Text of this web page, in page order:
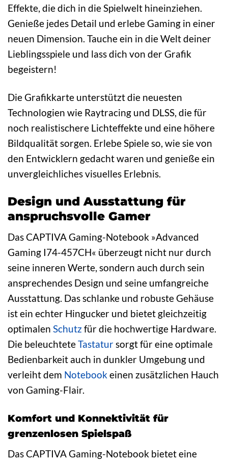
Effekte, die dich in die Spielwelt hineinziehen.
Genieße jedes Detail und erlebe Gaming in einer
neuen Dimension. Tauche ein in die Welt deiner
Lieblingsspiele und lass dich von der Grafik
begeistern!
Die Grafikkarte unterstützt die neuesten
Technologien wie Raytracing und DLSS, die für
noch realistischere Lichteffekte und eine höhere
Bildqualität sorgen. Erlebe Spiele so, wie sie von
den Entwicklern gedacht waren und genieße ein
unvergleichliches visuelles Erlebnis.
Design und Ausstattung für
anspruchsvolle Gamer
Das CAPTIVA Gaming-Notebook »Advanced
Gaming I74-457CH« überzeugt nicht nur durch
seine inneren Werte, sondern auch durch sein
ansprechendes Design und seine umfangreiche
Ausstattung. Das schlanke und robuste Gehäuse
ist ein echter Hingucker und bietet gleichzeitig
optimalen Schutzfür die hochwertige Hardware.
Die beleuchteteTastatursorgt für eine optimale
Bedienbarkeit auch in dunkler Umgebung und
verleiht dem Notebookeinen zusätzlichen Hauch
von Gaming-Flair.
Komfort und Konnektivität für
grenzenlosen Spielspaß
Das CAPTIVA Gaming-Notebook bietet eine